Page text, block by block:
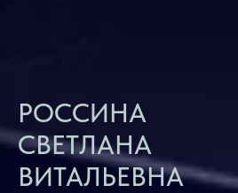
РОССИНА
СВЕТЛАНА
ВИТАЛЬЕВНА